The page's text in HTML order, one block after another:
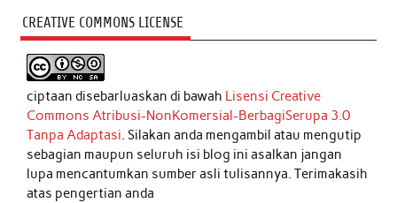
CREATIVE COMMONS LICENSE
ciptaan disebarluaskan di bawah Lisensi Creative
Commons Atribusi-NonKomersial-BerbagiSerupa 3.0
Tanpa Adaptasi. Silakan anda mengambil atau mengutip
sebagian maupun seluruh isi blog ini asalkan jangan
lupa mencantumkan sumber asli tulisannya. Terimakasih
atas pengertian anda